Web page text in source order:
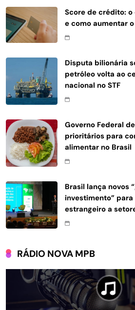
Score de crédito:
e como aumentar
Disputa bilionária
petróleo volta ao
nacional no STF
Governo Federal
prioritários para
alimentar no Brasil
Brasil lança novos
investimento”
estrangeiro a
RÁDIO NOVA MPB